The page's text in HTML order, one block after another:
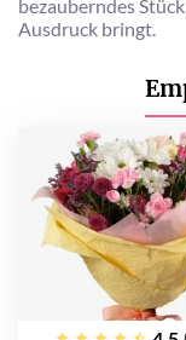
bezauberndes
Ausdruck bringt.